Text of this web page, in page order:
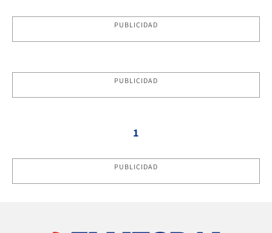
PUBLICIDAD
PUBLICIDAD
1
PUBLICIDAD